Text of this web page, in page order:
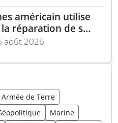
américain utilise
réparation de ses
août 2026
Armée de Terre
Marine